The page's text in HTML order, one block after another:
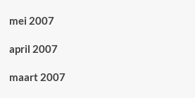
mei 2007
april 2007
maart 2007